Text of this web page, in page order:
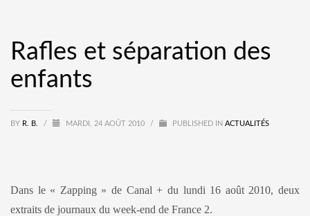
Rafles et séparation des
enfants
BY R. B. / MARDI, 24 AOÛT 2010 / PUBLISHED IN ACTUALITÉS
Dans le « Zapping » de Canal + du lundi 16 août 2010, deux
extraits de journaux du week-end de France 2.